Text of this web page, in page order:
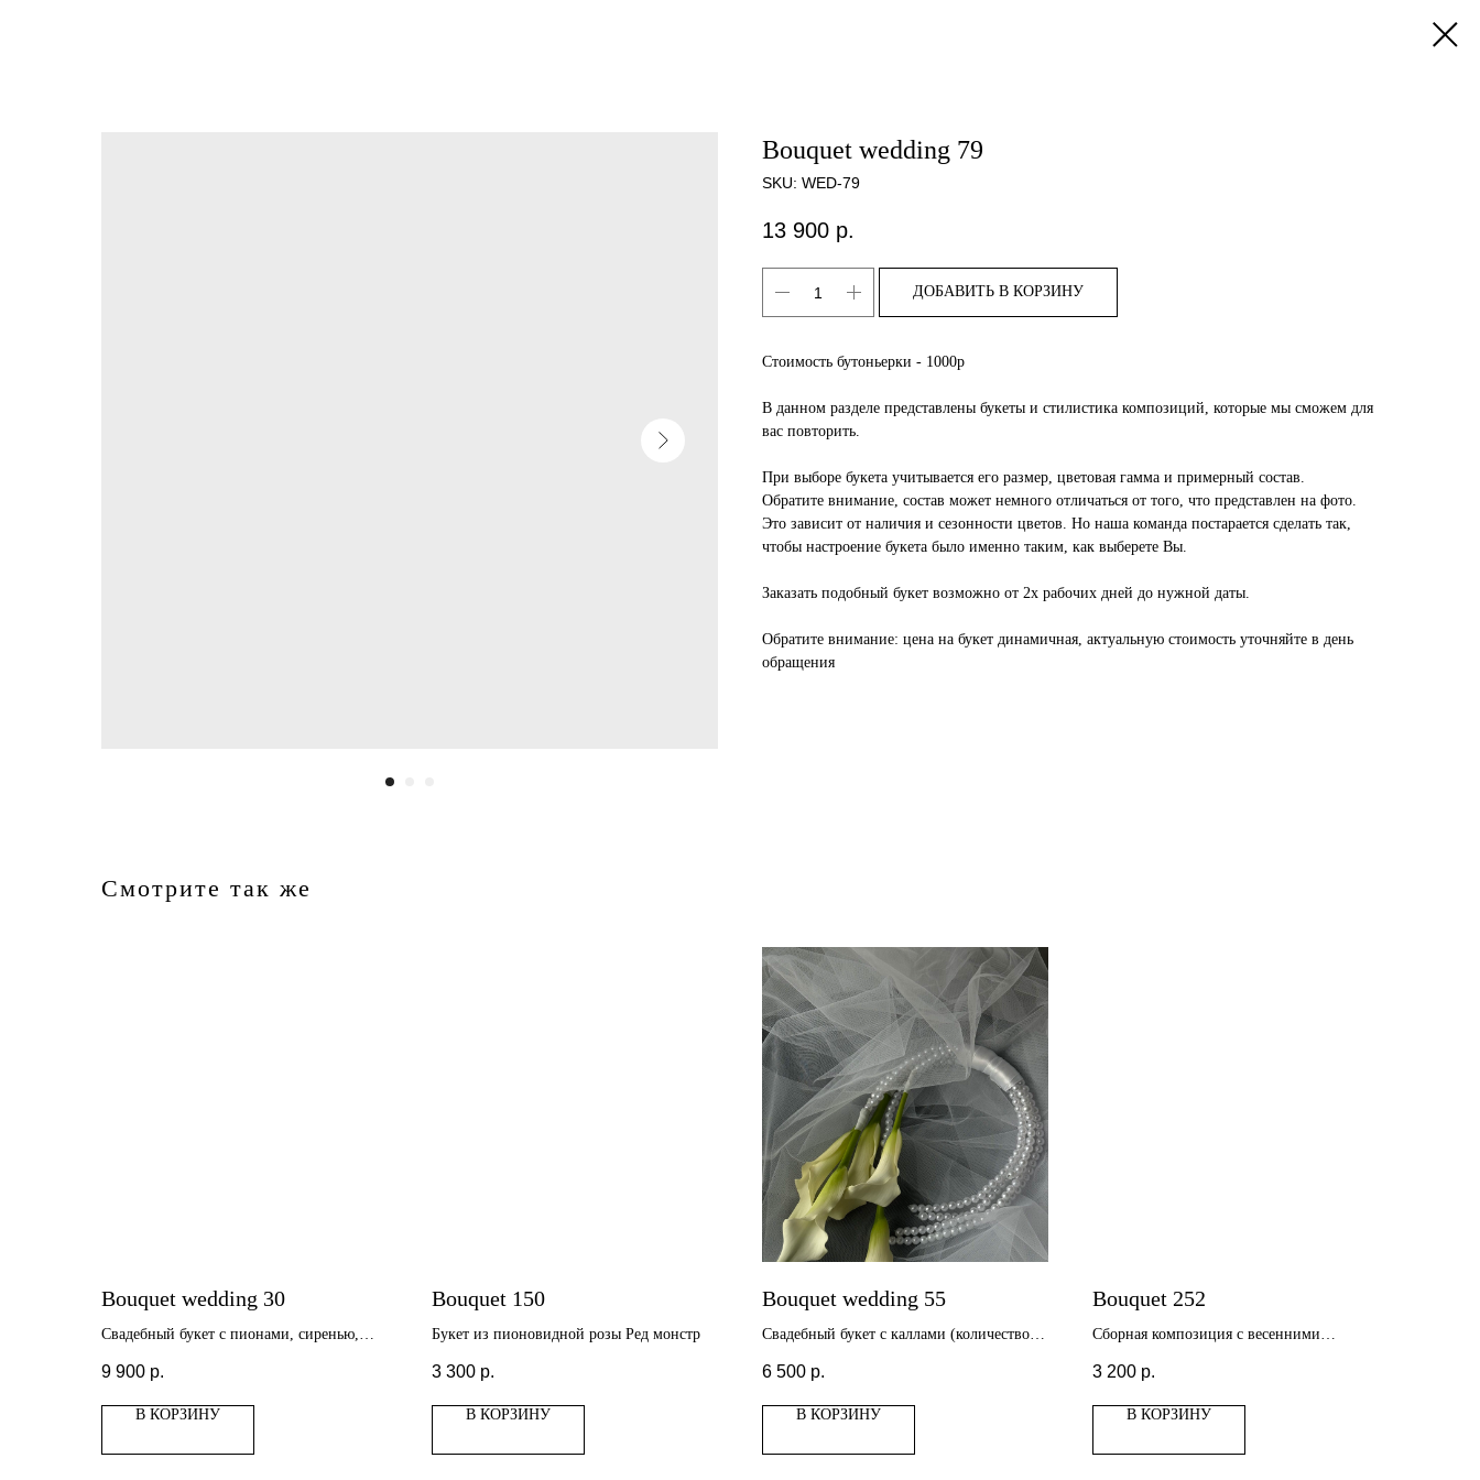
Bouquet wedding 79
SKU: WED-79
13 900 р.
ДОБАВИТЬ В КОРЗИНУ
Стоимость бутоньерки - 1000р
В данном разделе представлены букеты и стилистика композиций, которые мы сможем для
вас повторить.
При выборе букета учитывается его размер, цветовая гамма и примерный состав.
Обратите внимание, состав может немного отличаться от того, что представлен на фото.
Это зависит от наличия и сезонности цветов. Но наша команда постарается сделать так,
чтобы настроение букета было именно таким, как выберете Вы.
Заказать подобный букет возможно от 2х рабочих дней до нужной даты.
Обратите внимание: цена на букет динамичная, актуальную стоимость уточняйте в день
обращения
Смотрите так же
Bouquet wedding 30
Свадебный букет с пионами, сиренью,
9 900 р.
В КОРЗИНУ
Bouquet 150
Букет из пионовидной розы Ред монстр
3 300 р.
В КОРЗИНУ
Bouquet wedding 55
Свадебный букет с каллами (количество
6 500 р.
В КОРЗИНУ
Bouquet 252
Сборная композиция с весенними
3 200 р.
В КОРЗИНУ